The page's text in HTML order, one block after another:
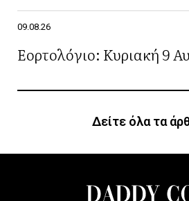
09.08.26
Εορτολόγιο: Κυριακή 9
Δείτε όλα τα